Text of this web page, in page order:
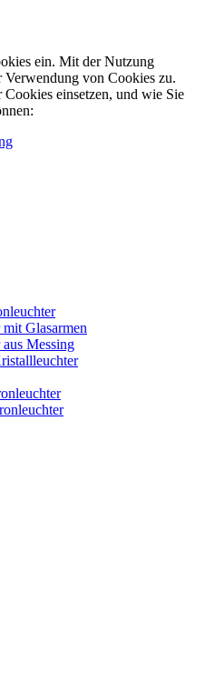
ein. Mit der Nutzung
Verwendung von Cookies zu.
einsetzen, und wie Sie
Glasarmen
Messing